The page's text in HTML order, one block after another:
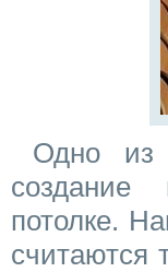
Одно из
создание
потолке.
считаются